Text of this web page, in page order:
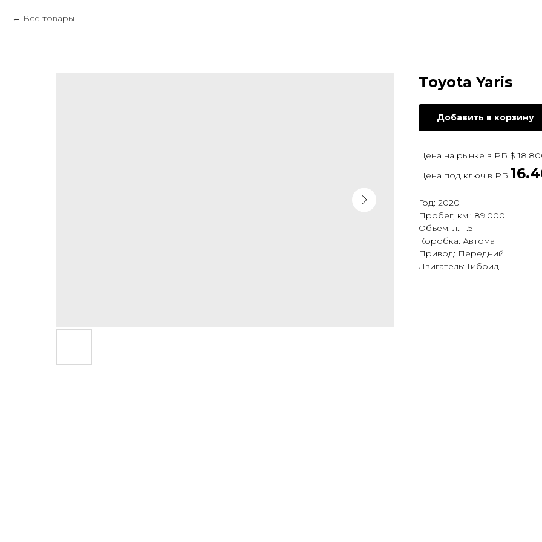
Все товары
Toyota Yaris
Добавить в корзину
Цена на рынке в РБ $
Цена под ключ в РБ
Год: 2020
Пробег, км.: 89.000
Объем, л.: 1.5
Коробка: Автомат
Привод: Передний
Двигатель: Гибрид